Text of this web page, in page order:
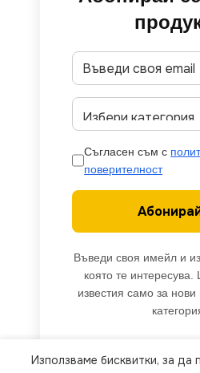
Съгласен съм с
поверителност
Въведи своя имейл и
която те
известия само за нови
Използваме бисквитки, за